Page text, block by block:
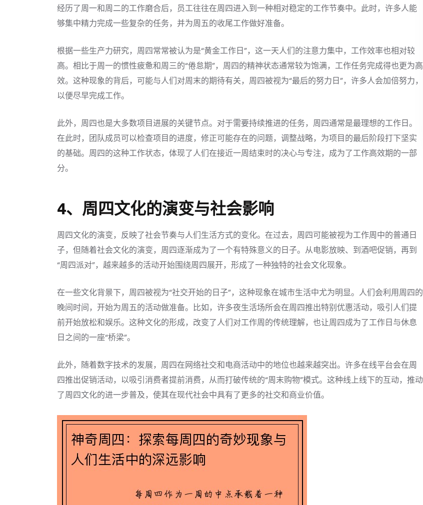
经历了周一和周二的工作磨合后，员工往往在周四进入到一种相对稳定的工作节奏中。此时，许多人能
够集中精力完成一些复杂的任务，并为周五的收尾工作做好准备。
根据一些生产力研究，周四常常被认为是“黄金工作日”，这一天人们的注意力集中，工作效率也相对较
高。相比于周一的惯性疲惫和周三的“倦怠期”，周四的精神状态通常较为饱满，工作任务完成得也更为高
效。这种现象的背后，可能与人们对周末的期待有关，周四被视为“最后的努力日”，许多人会加倍努力，
以便尽早完成工作。
此外，周四也是大多数项目进展的关键节点。对于需要持续推进的任务，周四通常是最理想的工作日。
在此时，团队成员可以检查项目的进度，修正可能存在的问题，调整战略，为项目的最后阶段打下坚实
的基础。周四的这种工作状态，体现了人们在接近一周结束时的决心与专注，成为了工作高效期的一部
分。
4、周四文化的演变与社会影响
周四文化的演变，反映了社会节奏与人们生活方式的变化。在过去，周四可能被视为工作周中的普通日
子，但随着社会文化的演变，周四逐渐成为了一个有特殊意义的日子。从电影放映、到酒吧促销，再到
“周四派对”，越来越多的活动开始围绕周四展开，形成了一种独特的社会文化现象。
在一些文化背景下，周四被视为“社交开始的日子”，这种现象在城市生活中尤为明显。人们会利用周四的
晚间时间，开始为周五的活动做准备。比如，许多夜生活场所会在周四推出特别优惠活动，吸引人们提
前开始放松和娱乐。这种文化的形成，改变了人们对工作周的传统理解，也让周四成为了工作日与休息
日之间的一座“桥梁”。
此外，随着数字技术的发展，周四在网络社交和电商活动中的地位也越来越突出。许多在线平台会在周
四推出促销活动，以吸引消费者提前消费，从而打破传统的“周末购物”模式。这种线上线下的互动，推动
了周四文化的进一步普及，使其在现代社会中具有了更多的社交和商业价值。